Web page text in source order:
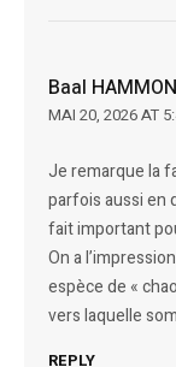
Baal HAMMON
MAI 20, 2026 AT
Je remarque la
parfois aussi en
fait important
On a
espèce de «
vers laquelle
REPLY